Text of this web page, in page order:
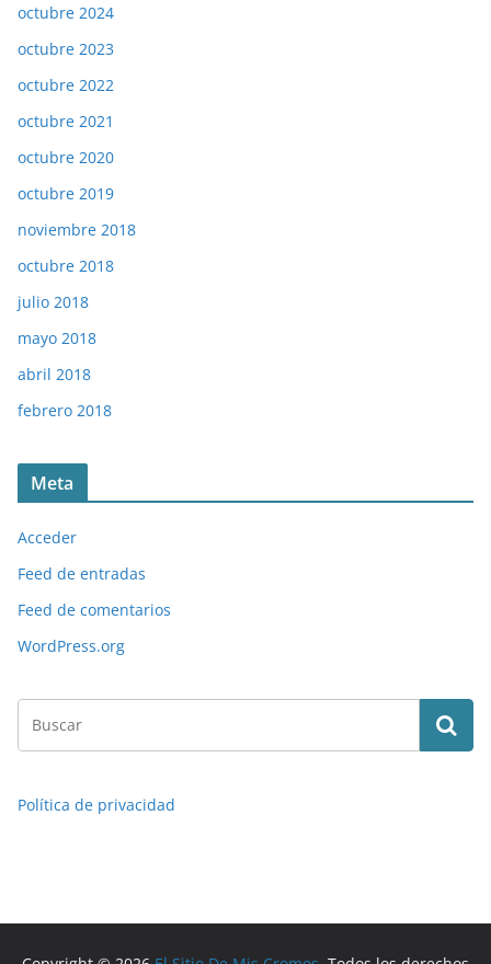
octubre 2024
octubre 2023
octubre 2022
octubre 2021
octubre 2020
octubre 2019
noviembre 2018
octubre 2018
julio 2018
mayo 2018
abril 2018
febrero 2018
Meta
Acceder
Feed de entradas
Feed de comentarios
WordPress.org
Política de privacidad